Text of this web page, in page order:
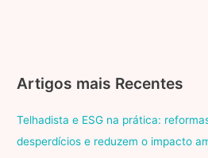
Artigos mais Recentes
Telhadista e ESG na prática:
desperdícios e reduzem o impacto